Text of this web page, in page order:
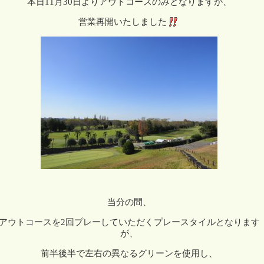
営業再開いたしました
当分の間、
ウトコースを2回プレーしていただくプレースタイルとなります
が、
前半後半で左右の異なるグリーンを使用し、